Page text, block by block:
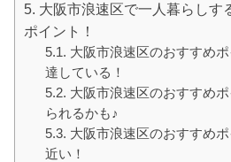
大阪市浪速区で一人暮らしす
ポイント！
大阪市浪速区のおすすめ
達している！
大阪市浪速区のおすすめ
られるかも♪
大阪市浪速区のおすすめ
近い！